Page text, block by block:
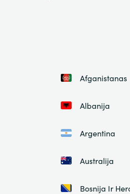
Afganistanas
Albanija
Argentina
Australija
Bosnija Ir